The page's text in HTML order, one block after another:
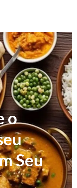
o
Seu